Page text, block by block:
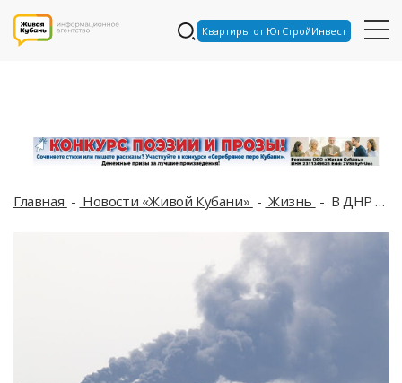
Квартиры от ЮгСтройИнвест
Главная Новости «Живой Кубани» Жизнь В ДНР уничтожен Иван Смаглюк, «рекламное лицо» батальона «Азов»